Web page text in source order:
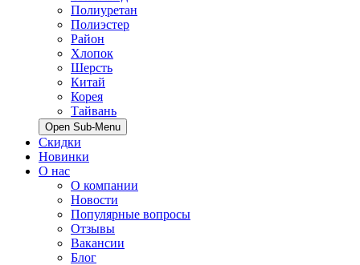
Полиуретан
Полиэстер
Район
Хлопок
Шерсть
Китай
Корея
Тайвань
Open Sub-Menu
Скидки
Новинки
О нас
О компании
Новости
Популярные вопросы
Отзывы
Вакансии
Блог